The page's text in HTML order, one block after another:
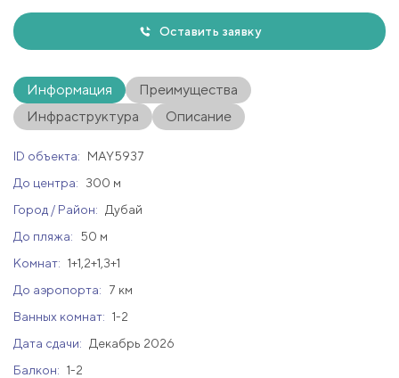
Оставить заявку
Информация
Преимущества
Инфраструктура
Описание
ID объекта:
MAY5937
До центра:
300 м
Город / Район:
Дубай
До пляжа:
50 м
Комнат: 1+1,2+1,3+1
До аэропорта:
7 км
Ванных комнат: 1-2
Дата сдачи:
Декабрь 2026
Балкон: 1-2